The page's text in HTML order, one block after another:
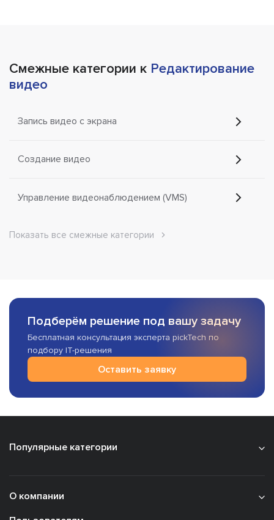
Смежные категории к Редактирование
видео
Запись видео с экрана
Создание видео
Управление видеонаблюдением (VMS)
Показать все смежные категории
Подберём решение под вашу задачу
Бесплатная консультация эксперта pickTech по
подбору IT-решения
Оставить заявку
Популярные категории
О компании